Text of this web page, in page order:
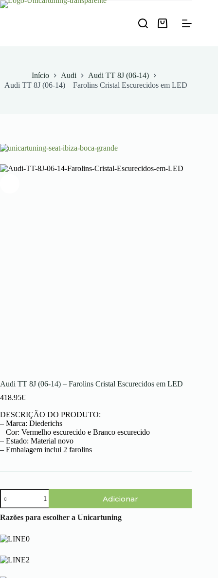
Pular
Carrinho
Início Audi
Audi TT 8J (06-14)
Audi TT 8J (06-14) – Farolins Cristal Escurecidos em LED
Audi TT 8J (06-14) – Farolins Cristal Escurecidos em LED
418.95€
DESCRIÇÃO DO PRODUTO:
– Marca: Diederichs
– Cor: Vermelho escurecido e Branco escurecido
– Estado: Material novo
– Embalagem inclui 2 farolins
Quantidade
de
Audi
TT
(06-
14)
Farolins
Escurecidos
Adicionar
Razões para escolher a Unicartuning